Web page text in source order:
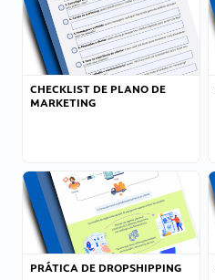
CHECKLIST DE PLANO DE
MARKETING
PRÁTICA DE DROPSHIPPING